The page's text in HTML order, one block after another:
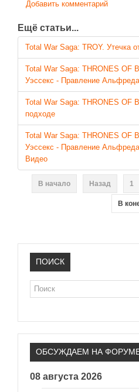
Добавить комментарий
Ещё статьи...
Total War Saga: TROY. Утечка
Total War Saga: THRONES OF
Уэссекс - Правление
Total War Saga: THRONES OF
подходе
Total War Saga: THRONES OF
Уэссекс - Правление
Видео
В начало Назад 1
В
ПОИСК
Поиск
ОБСУЖДАЕМ НА
08 августа 2026